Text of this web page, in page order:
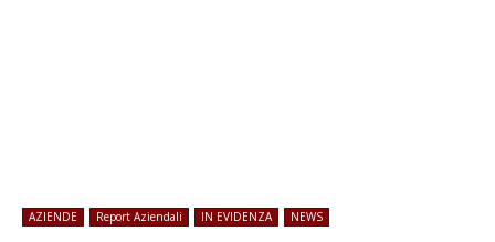
AZIENDE Report Aziendali IN EVIDENZA NEWS